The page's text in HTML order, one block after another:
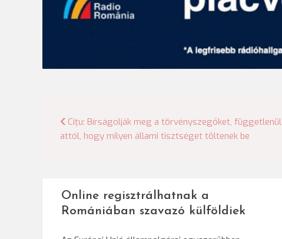
Bejegyzés
navigáció
Cîţu: Bírságolják meg a törvényszegőket, függetlenül
attól, hogy milyen állami tisztséget töltenek be
Online regisztrálhatnak a
Romániában szavazó külföldiek